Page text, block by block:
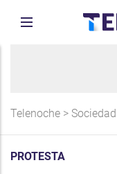
Telenoche > Sociedad
PROTESTA